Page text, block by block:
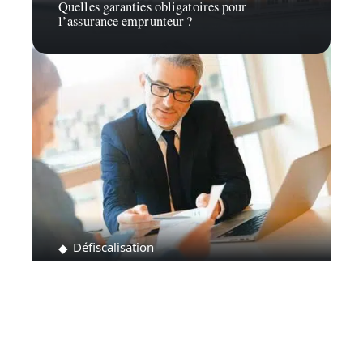
Quelles garanties obligatoires pour
l’assurance emprunteur ?
Défiscalisation